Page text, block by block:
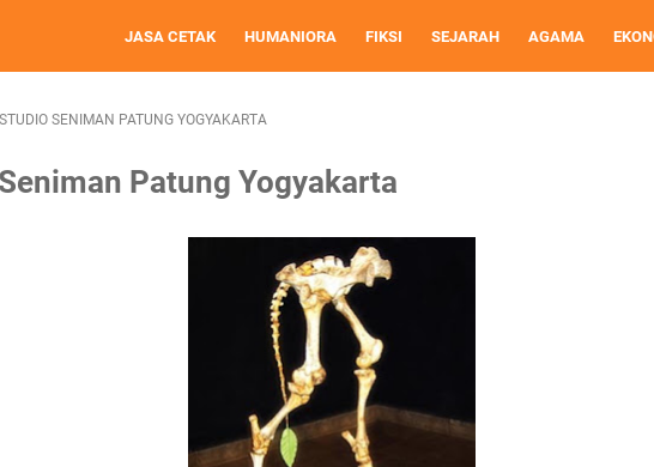
JASA CETAK HUMANIORA FIKSI SEJARAH AGAMA
SENIMAN PATUNG YOGYAKARTA
Patung Yogyakarta